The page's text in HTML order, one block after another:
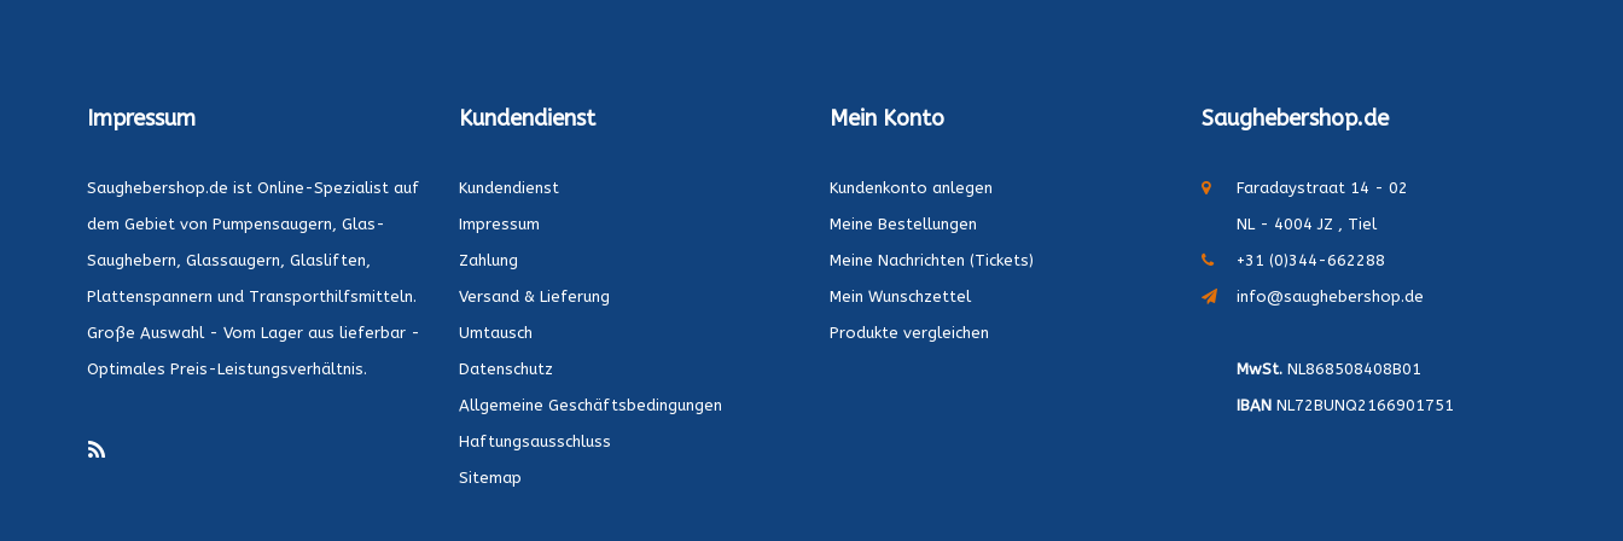
Impressum
Saughebershop.de ist Online-Spezialist auf
dem Gebiet von Pumpensaugern, Glas-
Saughebern, Glassaugern, Glasliften,
Plattenspannern und Transporthilfsmitteln.
Große Auswahl - Vom Lager aus lieferbar -
Optimales Preis-Leistungsverhältnis.
Kundendienst
Kundendienst
Impressum
Zahlung
Versand & Lieferung
Umtausch
Datenschutz
Allgemeine Geschäftsbedingungen
Haftungsausschluss
Sitemap
Mein Konto
Kundenkonto anlegen
Meine Bestellungen
Meine Nachrichten (Tickets)
Mein Wunschzettel
Produkte vergleichen
Saughebershop.de
Faradaystraat 14 - 02
NL - 4004 JZ , Tiel
+31 (0)344-662288
info@saughebershop.de
MwSt.NL868508408B01
IBANNL72BUNQ2166901751